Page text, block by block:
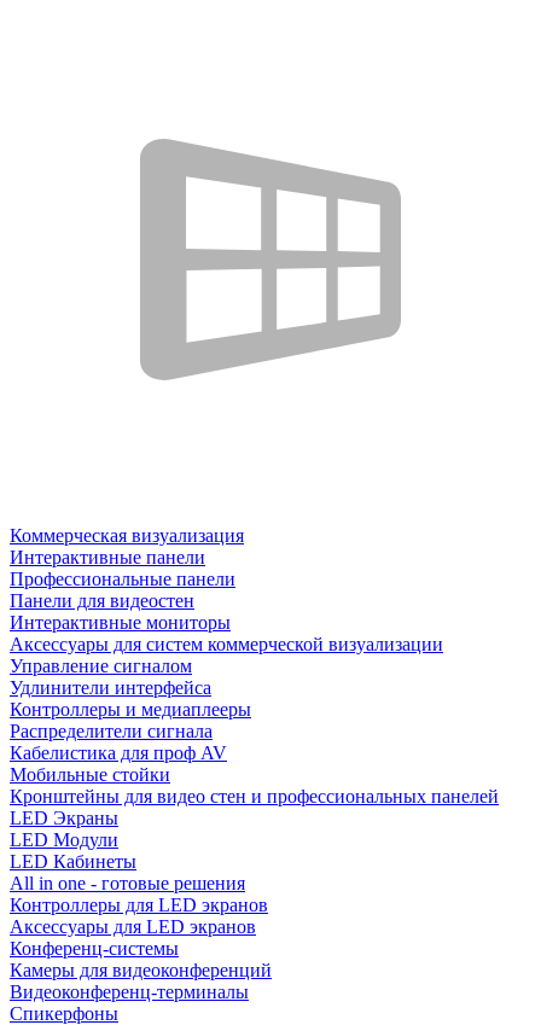
Коммерческая визуализация
Интерактивные панели
Профессиональные панели
Панели для видеостен
Интерактивные мониторы
Аксессуары для систем коммерческой визуализации
Управление сигналом
Удлинители интерфейса
Контроллеры и медиаплееры
Распределители сигнала
Кабелистика для проф AV
Мобильные стойки
Кронштейны для видео стен и профессиональных панелей
LED Экраны
LED Модули
LED Кабинеты
All in one - готовые решения
Контроллеры для LED экранов
Аксессуары для LED экранов
Конференц-системы
Камеры для видеоконференций
Видеоконференц-терминалы
Спикерфоны